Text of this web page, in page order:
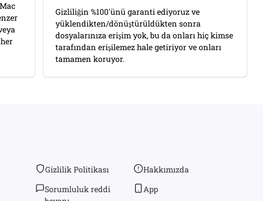
Gizliliğin %100'ünü garanti ediyoruz ve
yüklendikten/dönüştürüldükten sonra
dosyalarınıza erişim yok, bu da onları hiç kimse
tarafından erişilemez hale getiriyor ve onları
tamamen koruyor.
Gizlilik Politikası
Sorumluluk reddi
Hakkımızda
App